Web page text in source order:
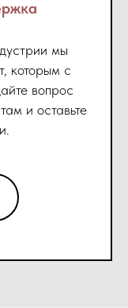
мы
которым с
вопрос
и оставьте